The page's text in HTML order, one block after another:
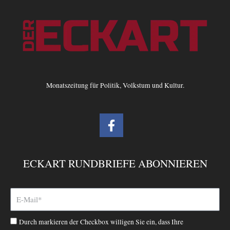
Monatszeitung für Politik, Volkstum und Kultur.
F
a
b
o
-
f
ECKART RUNDBRIEFE ABONNIEREN
Durch markieren der Checkbox willigen Sie ein, dass Ihre